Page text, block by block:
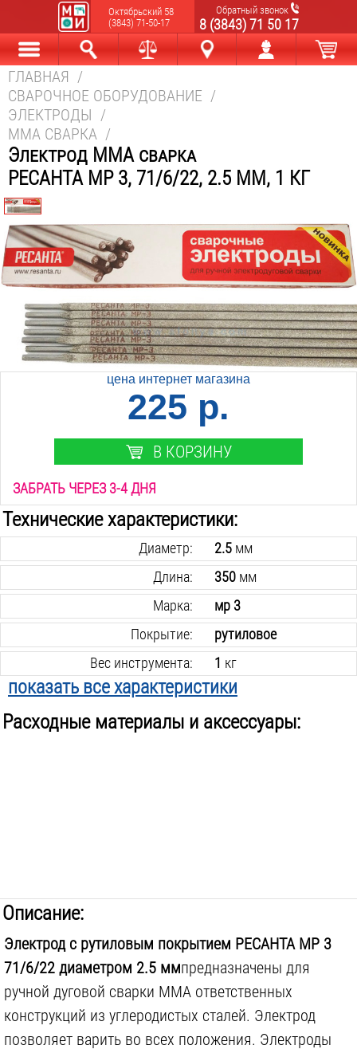
Октябрьский 58
(3843) 71-50-17
Обратный звонок
8 (3843) 71 50 17
Каталог Найти
ГЛАВНАЯ /
СВАРОЧНОЕ ОБОРУДОВАНИЕ /
ЭЛЕКТРОДЫ /
MMA СВАРКА /
Электрод MMA сварка
РЕСАНТА МР 3, 71/6/22, 2.5 ММ, 1 КГ
цена интернет магазина
225 р.
В КОРЗИНУ
ЗАБРАТЬ ЧЕРЕЗ 3-4 ДНЯ
Технические характеристики:
Диаметр: 2.5мм
Длина:
350мм
Марка:
мр 3
Покрытие:
рутиловое
Вес инструмента:
1 кг
показать все характеристики
Расходные материалы и аксессуары:
Описание:
Электрод с рутиловым покрытием РЕСАНТА МР 3
71/6/22 диаметром 2.5 ммпредназначены для
ручной дуговой сварки MMA ответственных
конструкций из углеродистых сталей. Электрод
позволяет варить во всех положения. Электроды